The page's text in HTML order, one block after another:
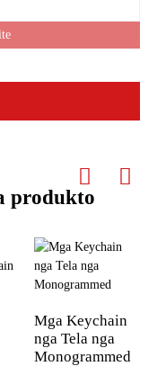
produkto
Mga Keychain
nga Tela nga
Monogrammed